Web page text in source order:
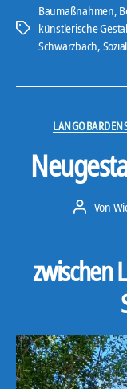
Schlagwörter
Baumaßnahmen,
künstlerische
Schwarzbach,
Von
zwischen